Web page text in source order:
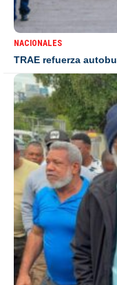
NACIONALES
TRAE refuerza